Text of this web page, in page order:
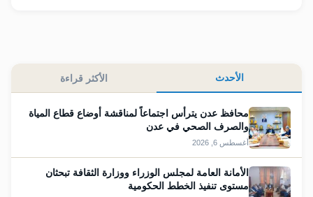
الأحدث الأكثر قراءة
محافظ عدن يترأس اجتماعاً لمناقشة أوضاع قطاع المياة
والصرف الصحي في عدن
أغسطس 6, 2026
الأمانة العامة لمجلس الوزراء ووزارة الثقافة تبحثان
مستوى تنفيذ الخطط الحكومية